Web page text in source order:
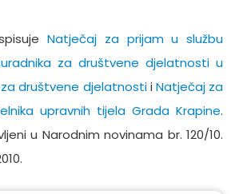
Natječaj za prijam u službu
za društvene djelatnosti u
društvene djelatnostii Natječaj za
upravnih tijela Grada Krapine.
u Narodnim novinama br. 120/10.